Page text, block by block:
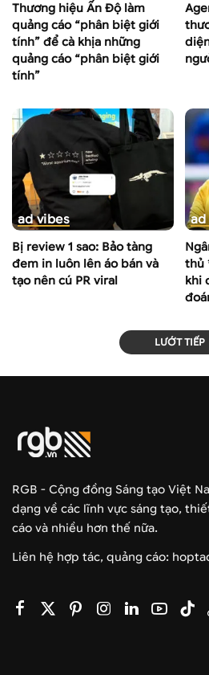
Thương hiệu Ấn Độ làm
quảng cáo “phân biệt giới
tính” để cà khịa những
quảng cáo “phân biệt giới
tính”
ad vibes
Bị review 1 sao: Bảo tàng
đem in luôn lên áo bán và
tạo nên cú PR viral
ad
thủ
khi
LƯỚT TIẾP
RGB - Cộng đồng Sáng tạo Việt
dạng về các lĩnh vực sáng tạo,
cáo và nhiều hơn thế nữa.
Liên hệ hợp tác, quảng cáo: